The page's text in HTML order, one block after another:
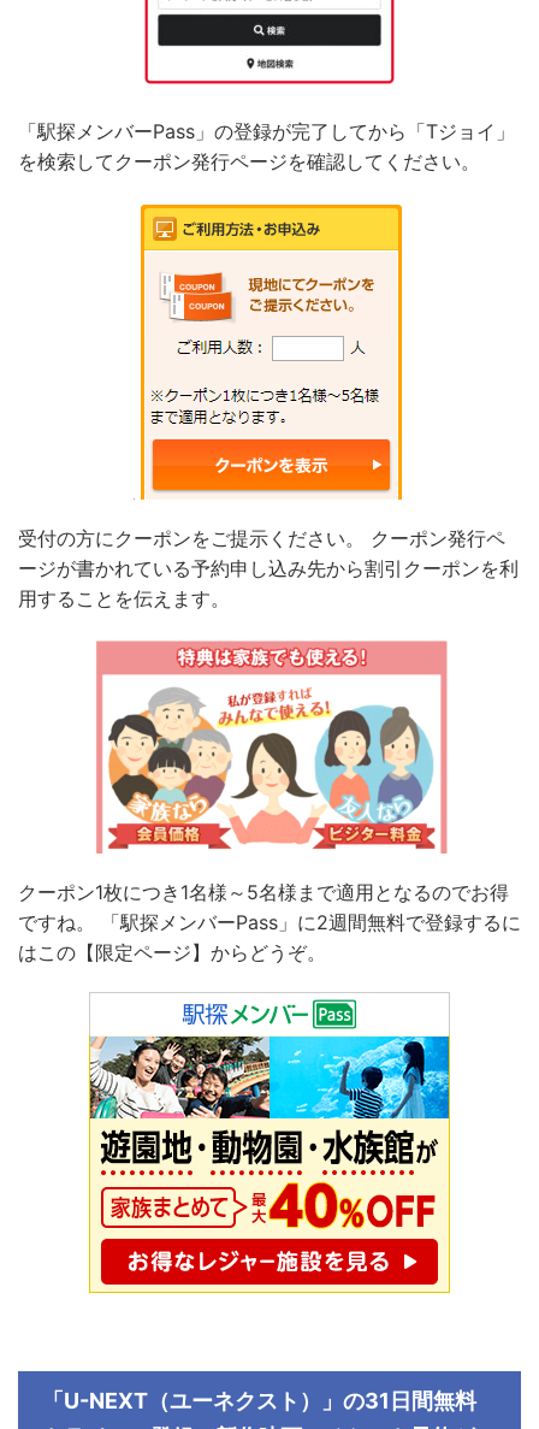
「駅探メンバーPass」の登録が完了してから「Tジョイ」
を検索してクーポン発行ページを確認してください。
受付の方にクーポンをご提示ください。 クーポン発行ペ
ージが書かれている予約申し込み先から割引クーポンを利
用することを伝えます。
クーポン1枚につき 1名様～ 5名様まで適用となるのでお得
ですね。 「駅探メンバーPass」に2週間無料で登録するに
はこの【限定ページ】からどうぞ。
「U-NEXT（ユーネクスト）」の31日間無料